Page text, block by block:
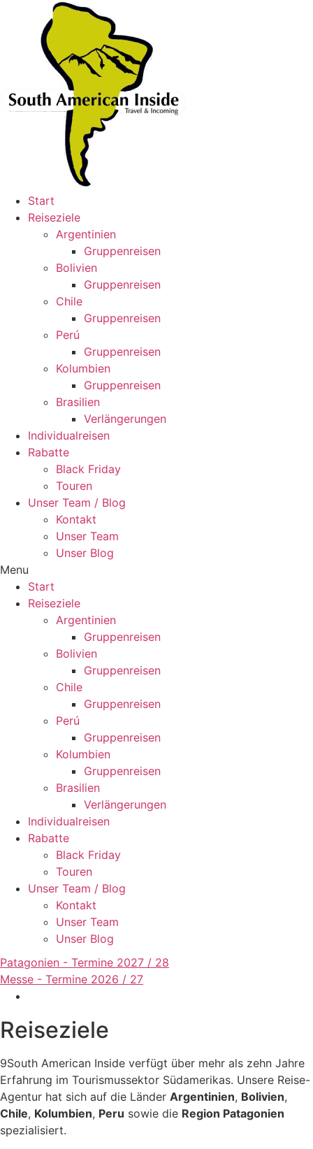
Start
Reiseziele
Argentinien
Gruppenreisen
Bolivien
Gruppenreisen
Chile
Gruppenreisen
Perú
Gruppenreisen
Kolumbien
Gruppenreisen
Brasilien
Verlängerungen
Individualreisen
Rabatte
Black Friday
Touren
Unser Team / Blog
Kontakt
Unser Team
Unser Blog
Menu
Start
Reiseziele
Argentinien
Gruppenreisen
Bolivien
Gruppenreisen
Chile
Gruppenreisen
Perú
Gruppenreisen
Kolumbien
Gruppenreisen
Brasilien
Verlängerungen
Individualreisen
Rabatte
Black Friday
Touren
Unser Team / Blog
Kontakt
Unser Team
Unser Blog
Patagonien - Termine 2027 / 28
Messe - Termine 2026 / 27
Reiseziele
9South American Inside verfügt über mehr als zehn Jahre
Erfahrung im Tourismussektor Südamerikas. Unsere Reise-
Agentur hat sich auf die Länder Argentinien, Bolivien,
Chile, Kolumbien, Peru sowie die Region Patagonien
spezialisiert.